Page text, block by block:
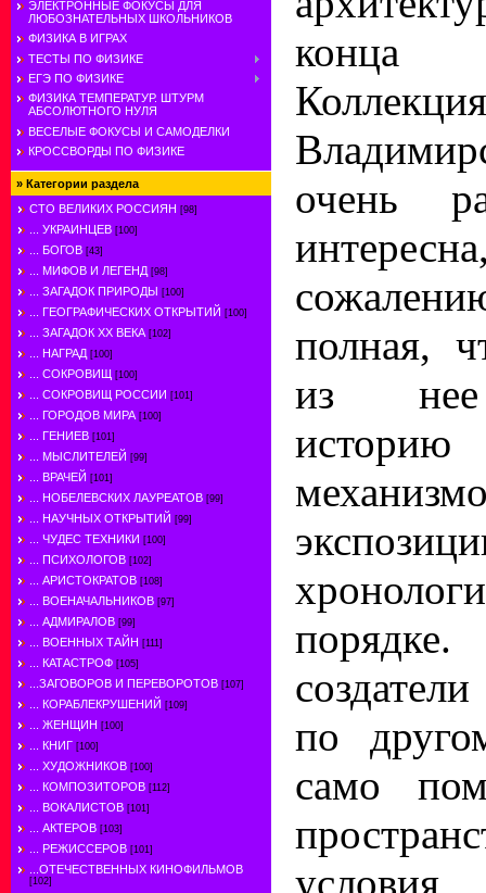
ЭЛЕКТРОННЫЕ ФОКУСЫ ДЛЯ
ЛЮБОЗНАТЕЛЬНЫХ ШКОЛЬНИКОВ
ФИЗИКА В ИГРАХ
ТЕСТЫ ПО ФИЗИКЕ
ЕГЭ ПО ФИЗИКЕ
ФИЗИКА ТЕМПЕРАТУР. ШТУРМ
АБСОЛЮТНОГО НУЛЯ
ВЕСЕЛЫЕ ФОКУСЫ И САМОДЕЛКИ
КРОССВОРДЫ ПО ФИЗИКЕ
» Категории раздела
СТО ВЕЛИКИХ РОССИЯН [98]
... УКРАИНЦЕВ [100]
... БОГОВ [43]
... МИФОВ И ЛЕГЕНД [98]
... ЗАГАДОК ПРИРОДЫ [100]
... ГЕОГРАФИЧЕСКИХ ОТКРЫТИЙ [100]
... ЗАГАДОК ХХ ВЕКА [102]
... НАГРАД [100]
... СОКРОВИЩ [100]
... СОКРОВИЩ РОССИИ [101]
... ГОРОДОВ МИРА [100]
... ГЕНИЕВ [101]
... МЫСЛИТЕЛЕЙ [99]
... ВРАЧЕЙ [101]
... НОБЕЛЕВСКИХ ЛАУРЕАТОВ [99]
... НАУЧНЫХ ОТКРЫТИЙ [99]
... ЧУДЕС ТЕХНИКИ [100]
... ПСИХОЛОГОВ [102]
... АРИСТОКРАТОВ [108]
... ВОЕНАЧАЛЬНИКОВ [97]
... АДМИРАЛОВ [99]
... ВОЕННЫХ ТАЙН [111]
... КАТАСТРОФ [105]
...ЗАГОВОРОВ И ПЕРЕВОРОТОВ [107]
... КОРАБЛЕКРУШЕНИЙ [109]
... ЖЕНЩИН [100]
... КНИГ [100]
... ХУДОЖНИКОВ [100]
... КОМПОЗИТОРОВ [112]
... ВОКАЛИСТОВ [101]
... АКТЕРОВ [103]
... РЕЖИССЕРОВ [101]
...ОТЕЧЕСТВЕННЫХ КИНОФИЛЬМОВ
[102]
конца
очень
полная,
из нее
по
само
условия